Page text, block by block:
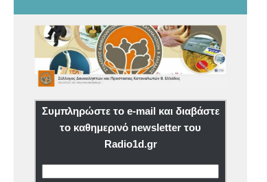
Συμπληρώστε το e-mail και διαβάστε
το καθημερινό newsletter του
Radio1d.gr